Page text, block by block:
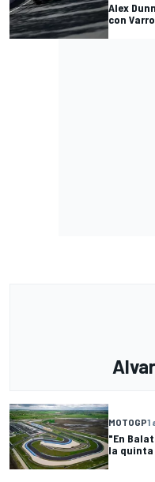
Alex
con
MOTOGP1
"En
la quinta